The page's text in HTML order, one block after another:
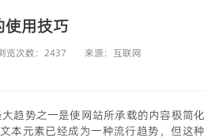
使用技巧
览次数：2437 来源： 互联网
大趋势之一是使网站所承载的内容极简化
本元素已经成为一种流行趋势，但这种